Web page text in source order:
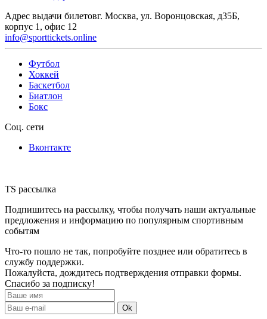
Адрес выдачи билетовг. Москва, ул. Воронцовская, д35Б,
корпус 1, офис 12
info@sporttickets.online
Футбол
Хоккей
Баскетбол
Биатлон
Бокс
Соц. сети
Вконтакте
TS рассылка
Подпишитесь на рассылку, чтобы получать наши актуальные
предложения и информацию по популярным спортивным
событям
Что-то пошло не так, попробуйте позднее или обратитесь в
службу поддержки.
Пожалуйста, дождитесь подтверждения отправки формы.
Спасибо за подписку!
Ok